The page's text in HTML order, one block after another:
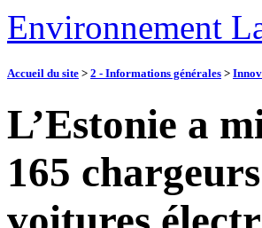
Environnement
Accueil du site > 2 - Informations générales >
L’Estonie a
165